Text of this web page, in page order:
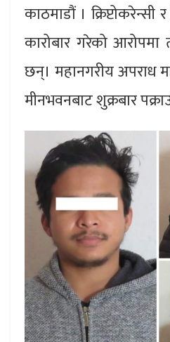
काठमाडौं । क्रिप्टोकरेन्सी
कारोबार गरेको आरोपमा
छन्। महानगरीय अपराध
मीनभवनबाट शुक्रबार